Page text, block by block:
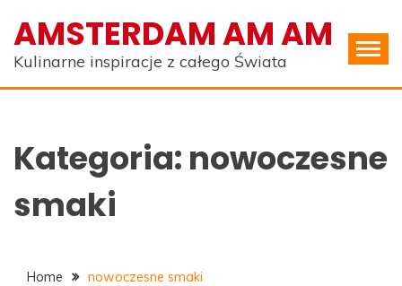
content
AMSTERDAM AM AM
Kulinarne inspiracje z całego Świata
Kategoria: nowoczesne
smaki
Home nowoczesne smaki